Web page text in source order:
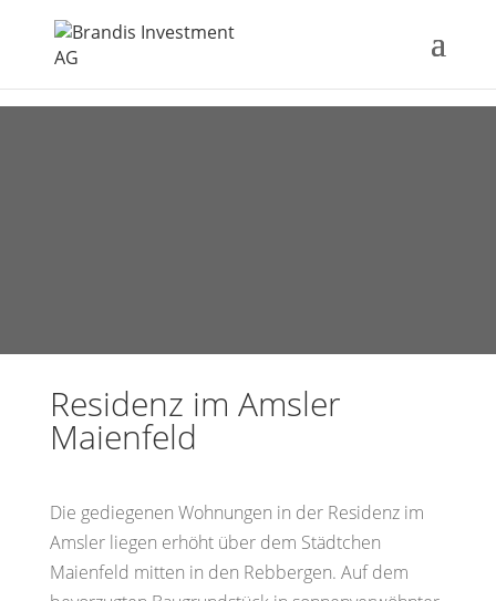
Residenz im Amsler
Maienfeld
Die gediegenen Wohnungen in der Residenz im
Amsler liegen erhöht über dem Städtchen
Maienfeld mitten in den Rebbergen. Auf dem